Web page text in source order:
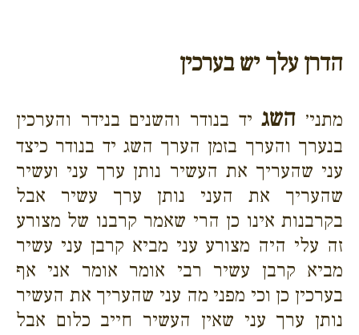
הדרן עלך יש בערכין
מתני׳ השגיד בנודר והשנים בנידר והערכין
בנערך והערך בזמן הערך השג יד בנודר כיצד
עני שהעריך את העשיר נותן ערך עני ועשיר
שהעריך את העני נותן ערך עשיר אבל
בקרבנות אינו כן הרי שאמר קרבנו של מצורע
זה עלי היה מצורע עני מביא קרבן עני עשיר
מביא קרבן עשיר רבי אומר אומר אני אף
בערכין כן וכי מפני מה עני שהעריך את העשיר
נותן ערך עני שאין העשיר חייב כלום אבל